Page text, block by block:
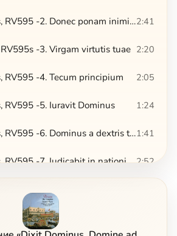
Dixit Dominus, RV595 -2. Donec ponam inimicos tuos2:41
-3. Virgam virtutis tuae 2:20
RV595 -4. Tecum principium 2:05
RV595 -5. Iuravit Dominus 1:24
Dixit Dominus, RV595 -6. Dominus a dextris tuis1:41
Dixit Dominus, RV595 -7. Iudicabit in nationibus 2:52
RV595 -9. Gloria Patri, et Filio